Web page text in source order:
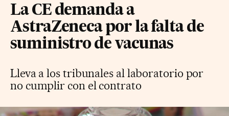
La CE demanda a
AstraZeneca por la falta de
suministro de vacunas
Lleva a los tribunales al laboratorio por
no cumplir con el contrato